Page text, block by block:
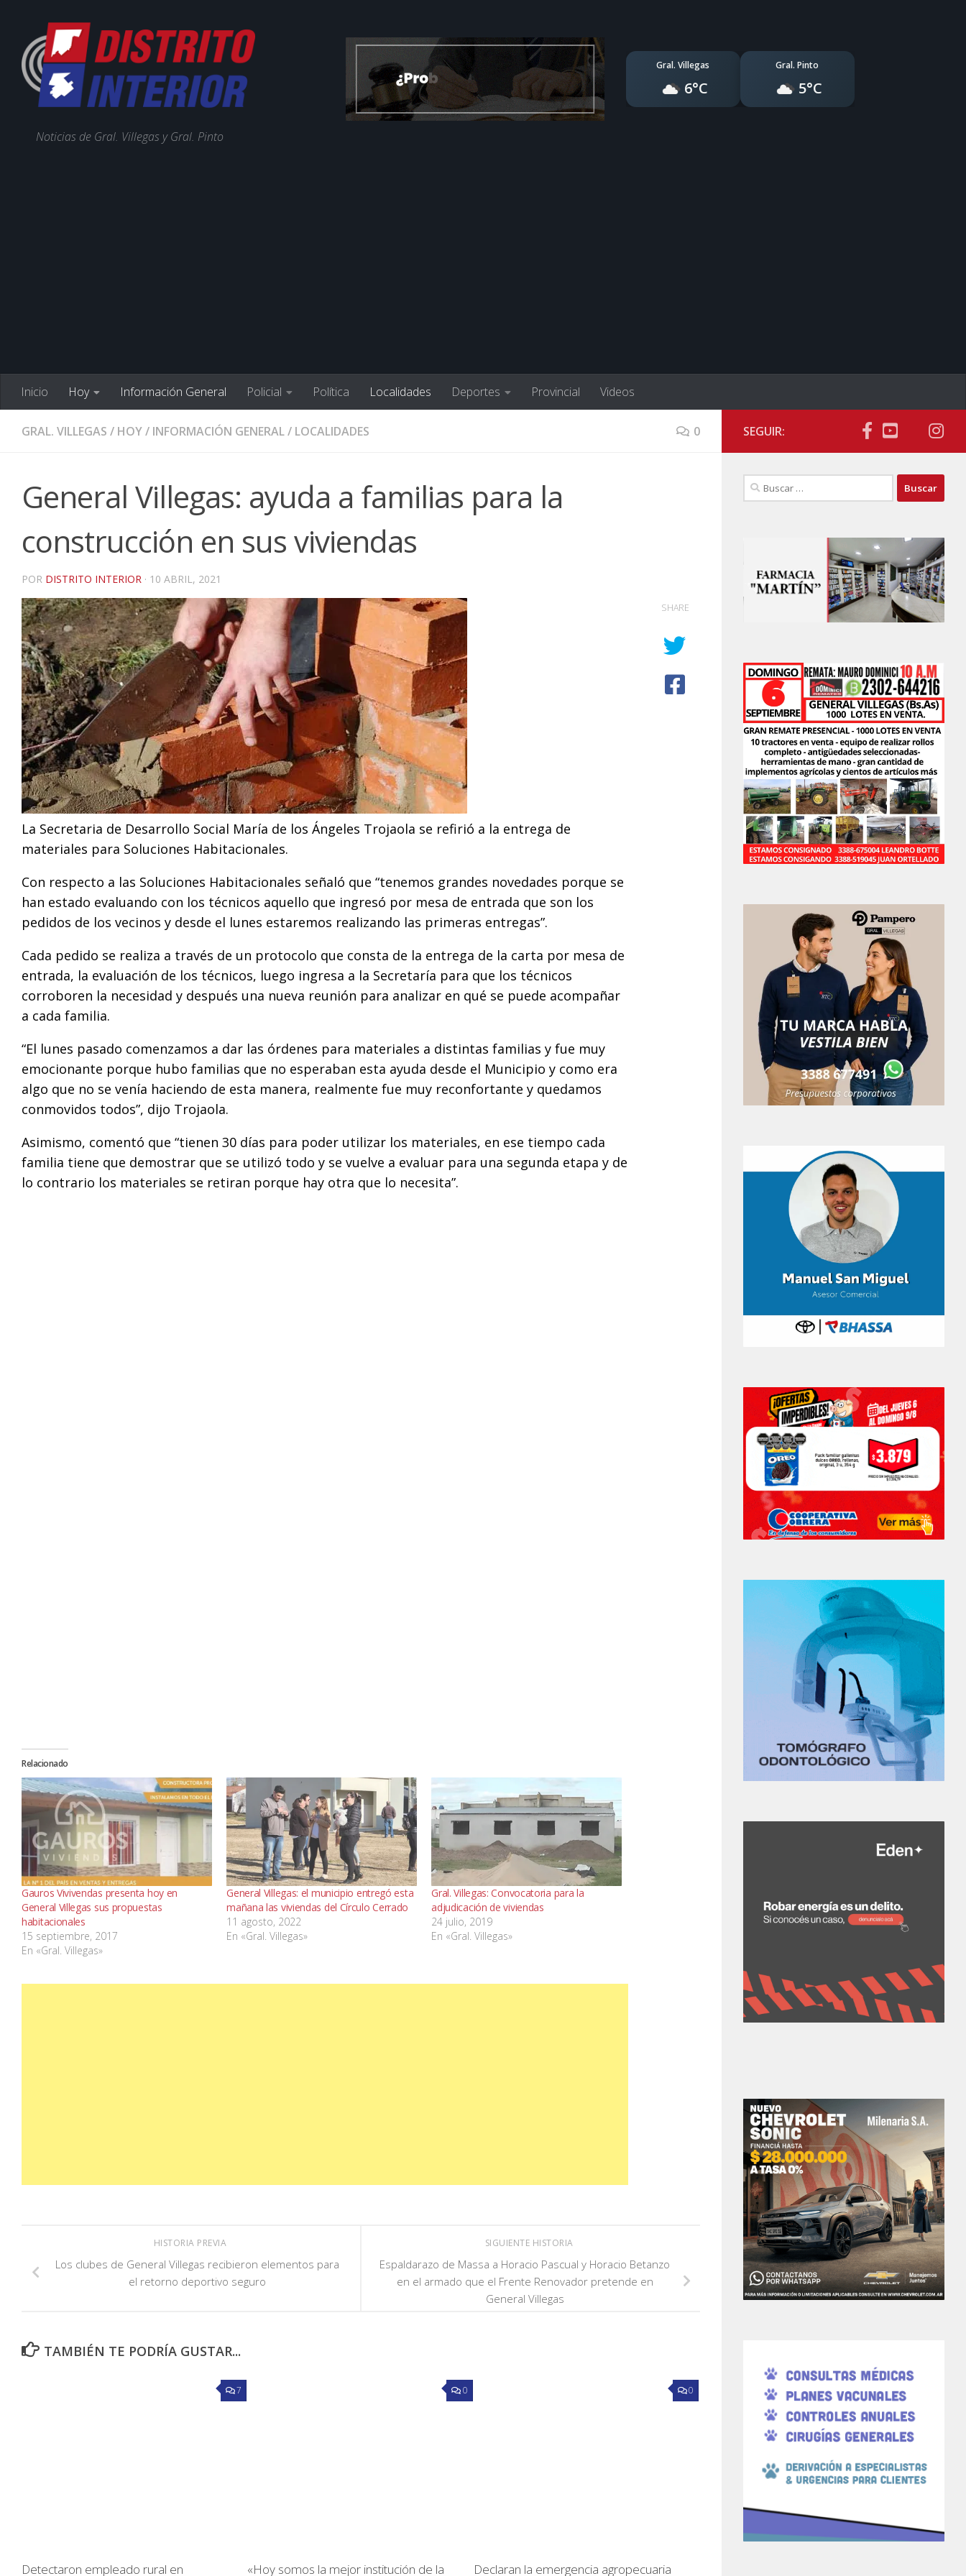
Noticias de Gral. Villegas y Gral. Pinto
Gral. Villegas
6°C
Gral. Pinto
5°C
Inicio Hoy Información General Policial Política Localidades Deportes Provincial Videos
GRAL. VILLEGAS / HOY/ INFORMACIÓN GENERAL/ LOCALIDADES 0
General Villegas: ayuda a familias para la
construcción en sus viviendas
POR DISTRITO INTERIOR · 10 ABRIL, 2021
La Secretaria de Desarrollo Social María de los Ángeles Trojaola se refirió a la entrega de
materiales para Soluciones Habitacionales.
Con respecto a las Soluciones Habitacionales señaló que “tenemos grandes novedades porque se
han estado evaluando con los técnicos aquello que ingresó por mesa de entrada que son los
pedidos de los vecinos y desde el lunes estaremos realizando las primeras entregas”.
Cada pedido se realiza a través de un protocolo que consta de la entrega de la carta por mesa de
entrada, la evaluación de los técnicos, luego ingresa a la Secretaría para que los técnicos
corroboren la necesidad y después una nueva reunión para analizar en qué se puede acompañar
a cada familia.
“El lunes pasado comenzamos a dar las órdenes para materiales a distintas familias y fue muy
emocionante porque hubo familias que no esperaban esta ayuda desde el Municipio y como era
algo que no se venía haciendo de esta manera, realmente fue muy reconfortante y quedamos
conmovidos todos”, dijo Trojaola.
Asimismo, comentó que “tienen 30 días para poder utilizar los materiales, en ese tiempo cada
familia tiene que demostrar que se utilizó todo y se vuelve a evaluar para una segunda etapa y de
lo contrario los materiales se retiran porque hay otra que lo necesita”.
Relacionado
Gauros Vivivendas presenta hoy en
General Villegas sus propuestas
habitacionales
15 septiembre, 2017
En «Gral. Villegas»
General Villegas: el municipio entregó esta
mañana las viviendas del Círculo Cerrado
11 agosto, 2022
En «Gral. Villegas»
Gral. Villegas: Convocatoria para la
adjudicación de viviendas
24 julio, 2019
En «Gral. Villegas»
SHARE
SIGUIENTE HISTORIA
Espaldarazo de Massa a Horacio Pascual y Horacio Betanzo
en el armado que el Frente Renovador pretende en
General Villegas
HISTORIA PREVIA
Los clubes de General Villegas recibieron elementos para
el retorno deportivo seguro
TAMBIÉN TE PODRÍA GUSTAR...
7
Detectaron empleado rural en
0
«Hoy somos la mejor institución de la
0
Declaran la emergencia agropecuaria
SEGUIR:
Buscar: